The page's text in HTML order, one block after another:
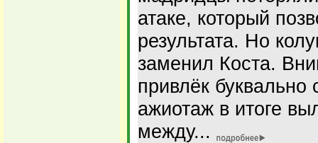
атаке, который
результата. Но
заменил Коста.
привлёк буквально
ажиотаж в итоге
между...